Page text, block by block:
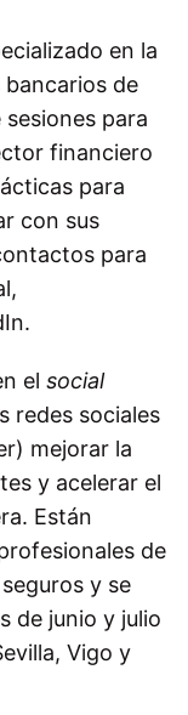
en la
de
para
financiero
para
con sus
para
el social
redes sociales
mejorar la
y acelerar el
Están
de
y se
de junio y julio
Vigo y